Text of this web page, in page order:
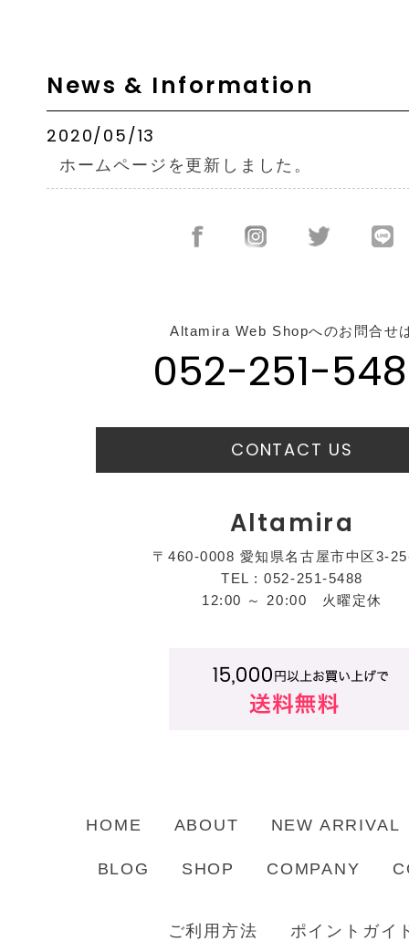
News & Information
2020/05/13
ホームページを更新しました。
Altamira Web Shopへのお問合せ
052-251-
CONTACT US
Altamira
〒460-0008 愛知県名古屋市中区3-
TEL : 052-251-5488
12:00 ～ 20:00 火曜定休
HOME ABOUT NEW ARRIVAL
BLOG SHOP COMPANY
ご利用方法 ポイントガイ